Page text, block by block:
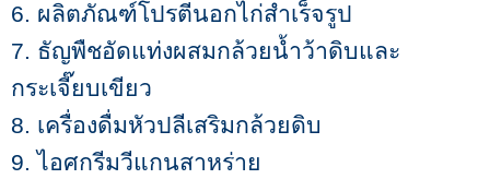
6. ผลิตภัณฑ์โปรตีนอกไก่สำเร็จรูป
7. ธัญพืชอัดแท่งผสมกล้วยน้ำว้าดิบและ
กระเจี๊ยบเขียว
8. เครื่องดื่มหัวปลีเสริมกล้วยดิบ
9.ไอศกรีมวีแกนสาหร่าย